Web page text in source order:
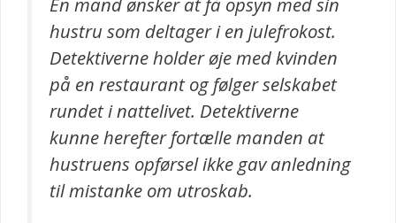
hustru som deltager i en julefrokost.
Detektiverne holder øje med kvinden
på en restaurant og følger selskabet
rundet i nattelivet. Detektiverne
kunne herefter fortælle manden at
hustruens opførsel ikke gav anledning
til mistanke om utroskab.